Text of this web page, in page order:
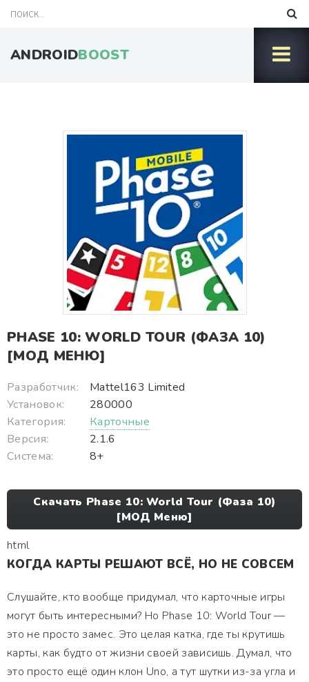
ANDROIDBOOST
PHASE 10: WORLD TOUR (ФАЗА 10)
[МОД МЕНЮ]
Разработчик:
Mattel163 Limited
Установок:
280000
Категория:
Карточные
Версия:
2.1.6
Система:
8+
Скачать Phase 10: World Tour (Фаза 10)
[МОД Меню]
html
КОГДА КАРТЫ РЕШАЮТ ВСЁ, НО НЕ СОВСЕМ
Слушайте, кто вообще придумал, что карточные игры
могут быть интересными? Но Phase 10: World Tour —
это не просто замес. Это целая катка, где ты крутишь
карты, как будто от жизни своей зависишь. Думал, что
это просто ещё один клон Uno, а тут шутки из-за угла и